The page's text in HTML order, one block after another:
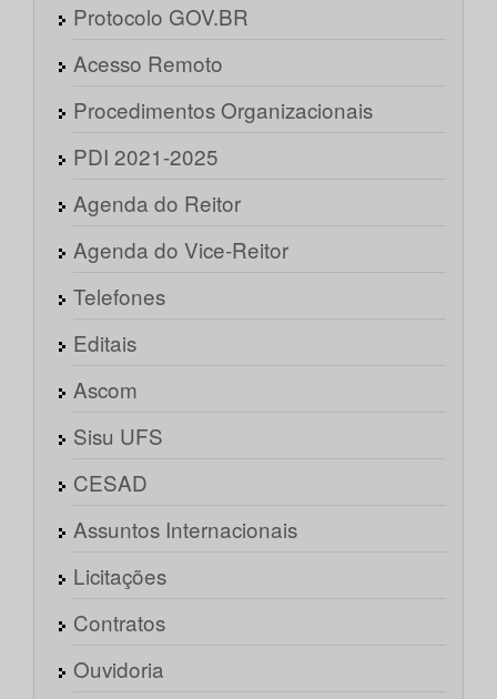
Protocolo GOV.BR
Acesso Remoto
Procedimentos Organizacionais
PDI 2021-2025
Agenda do Reitor
Agenda do Vice-Reitor
Telefones
Editais
Ascom
Sisu UFS
CESAD
Assuntos Internacionais
Licitações
Contratos
Ouvidoria